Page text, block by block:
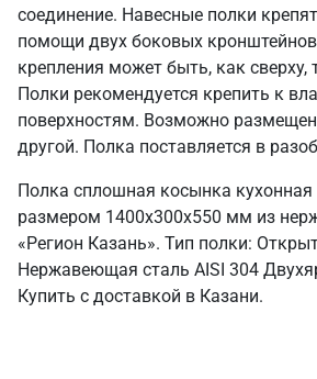
соединение. Навесные полки
помощи двух боковых
крепления может быть, как сверху,
Полки рекомендуется крепить к
поверхностям. Возможно
другой. Полка поставляется в
Полка сплошная косынка
размером 1400х300х550 мм из
«Регион Казань». Тип полки:
Нержавеющая сталь AISI 304
Купить с доставкой в Казани.